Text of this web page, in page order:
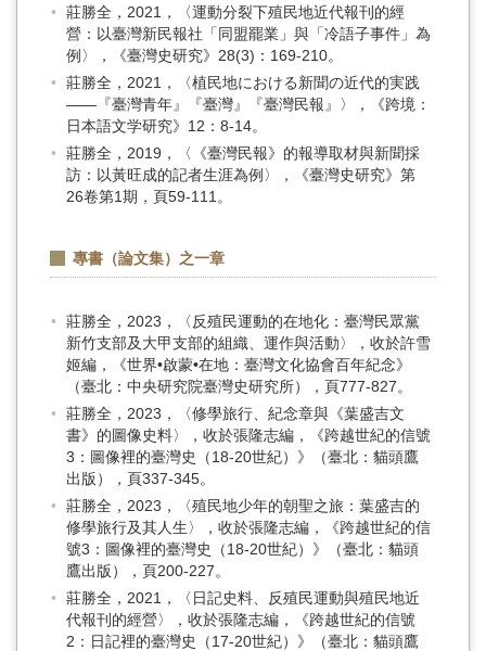
莊勝全，2021，〈運動分裂下殖民地近代報刊的經
營：以臺灣新民報社「同盟罷業」與「冷語子事件」為
例〉，《臺灣史研究》28(3)：169-210。
莊勝全，2021，〈植民地における新聞の近代的実践
——『臺灣青年』『臺灣』『臺灣民報』〉，《跨境：
日本語文学研究》12：8-14。
莊勝全，2019，〈《臺灣民報》的報導取材與新聞採
訪：以黃旺成的記者生涯為例〉，《臺灣史研究》第
26卷第1期，頁59-111。
專書（論文集）之一章
莊勝全，2023，〈反殖民運動的在地化：臺灣民眾黨
新竹支部及大甲支部的組織、運作與活動〉，收於許雪
姬編，《世界•啟蒙•在地：臺灣文化協會百年紀念》
（臺北：中央研究院臺灣史研究所），頁777-827。
莊勝全，2023，〈修學旅行、紀念章與《葉盛吉文
書》的圖像史料〉，收於張隆志編，《跨越世紀的信號
3：圖像裡的臺灣史（18-20世紀）》（臺北：貓頭鷹
出版），頁337-345。
莊勝全，2023，〈殖民地少年的朝聖之旅：葉盛吉的
修學旅行及其人生〉，收於張隆志編，《跨越世紀的信
號3：圖像裡的臺灣史（18-20世紀）》（臺北：貓頭
鷹出版），頁200-227。
莊勝全，2021，〈日記史料、反殖民運動與殖民地近
代報刊的經營〉，收於張隆志編，《跨越世紀的信號
2：日記裡的臺灣史（17-20世紀）》（臺北：貓頭鷹